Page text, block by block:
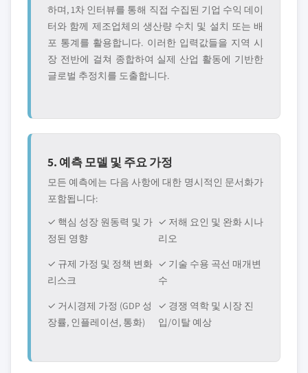
하며, 1차 인터뷰를 통해 직접 수집된 기업 수익 데이
터와 함께 제조업체의 생산량 수치 및 설치 또는 배
포 통계를 활용합니다. 이러한 입력값들을 지역 시
장 전반에 걸쳐 종합하여 실제 산업 활동에 기반한
글로벌 추정치를 도출합니다.
5. 예측 모델 및 주요 가정
모든 예측에는 다음 사항에 대한 명시적인 문서화가
포함됩니다:
✓ 핵심 성장 원동력 및 가
정된 영향
✓ 저해 요인 및 완화 시나
리오
✓ 규제 가정 및 정책 변화
리스크
✓ 기술 수용 곡선 매개변
수
✓ 거시경제 가정 (GDP 성
장률, 인플레이션, 통화)
✓ 경쟁 역학 및 시장 진
입/이탈 예상